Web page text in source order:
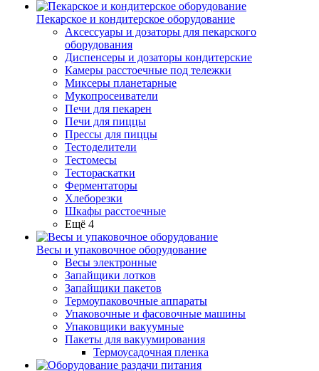
Пекарское и кондитерское оборудование
Аксессуары и дозаторы для пекарского
оборудования
Диспенсеры и дозаторы кондитерские
Камеры расстоечные под тележки
Миксеры планетарные
Мукопросеиватели
Печи для пекарен
Печи для пиццы
Прессы для пиццы
Тестоделители
Тестомесы
Тестораскатки
Ферментаторы
Хлеборезки
Шкафы расстоечные
Ещё 4
Весы и упаковочное оборудование
Весы электронные
Запайщики лотков
Запайщики пакетов
Термоупаковочные аппараты
Упаковочные и фасовочные машины
Упаковщики вакуумные
Пакеты для вакуумирования
Термоусадочная пленка